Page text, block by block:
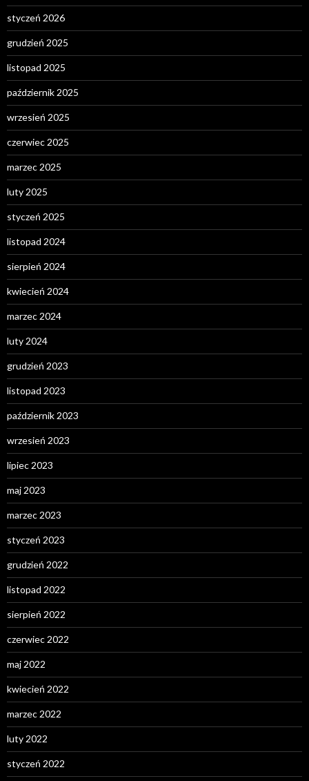
styczeń 2026
grudzień 2025
listopad 2025
październik 2025
wrzesień 2025
czerwiec 2025
marzec 2025
luty 2025
styczeń 2025
listopad 2024
sierpień 2024
kwiecień 2024
marzec 2024
luty 2024
grudzień 2023
listopad 2023
październik 2023
wrzesień 2023
lipiec 2023
maj 2023
marzec 2023
styczeń 2023
grudzień 2022
listopad 2022
sierpień 2022
czerwiec 2022
maj 2022
kwiecień 2022
marzec 2022
luty 2022
styczeń 2022